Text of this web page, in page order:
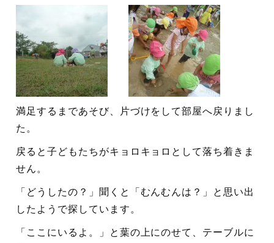
満足するまであそび、片づけをして部屋へ戻りまし
た。
戻ると子どもたちがキョロキョロとして落ち着きま
せん。
「どうしたの？」聞くと「むんむんは？」と思い出
したようで探しています。
「ここにいるよ。」と葉の上にのせて、テーブルに